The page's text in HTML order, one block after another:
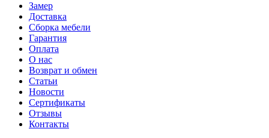
Замер
Доставка
Сборка мебели
Гарантия
Оплата
О нас
Возврат и обмен
Статьи
Новости
Сертификаты
Отзывы
Контакты